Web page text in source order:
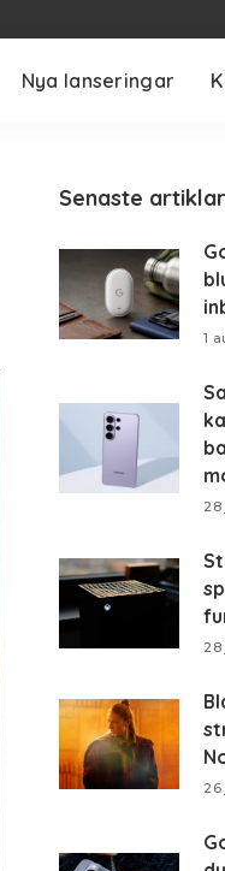
Nya lanseringar
Senaste
1
28
28
26